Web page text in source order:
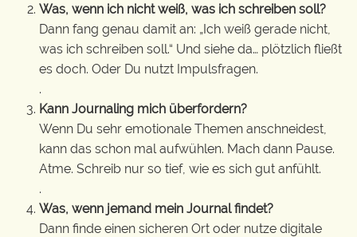
Was, wenn ich nicht weiß, was ich schreiben soll?
Dann fang genau damit an: „Ich weiß gerade nicht,
was ich schreiben soll.“ Und siehe da… plötzlich fließt
es doch. Oder Du nutzt Impulsfragen.
.
Kann Journaling mich überfordern?
Wenn Du sehr emotionale Themen anschneidest,
kann das schon mal aufwühlen. Mach dann Pause.
Atme. Schreib nur so tief, wie es sich gut anfühlt.
.
Was, wenn jemand mein Journal findet?
Dann finde einen sicheren Ort oder nutze digitale